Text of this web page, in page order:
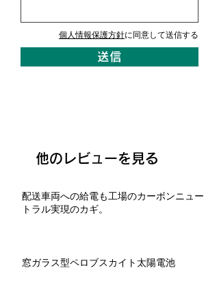
個人情報保護方針に同意して送信する
送信
他のレビューを見る
配送車両への給電も工場のカーボンニュー
トラル実現のカギ。
窓ガラス型ペロブスカイト太陽電池